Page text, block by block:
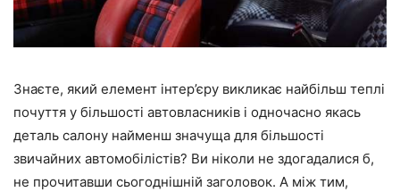
Знаєте, який елемент інтер’єру викликає найбільш теплі
почуття у більшості автовласників і одночасно якась
деталь салону найменш значуща для більшості
звичайних автомобілістів? Ви ніколи не здогадалися б,
не прочитавши сьогоднішній заголовок. А між тим,